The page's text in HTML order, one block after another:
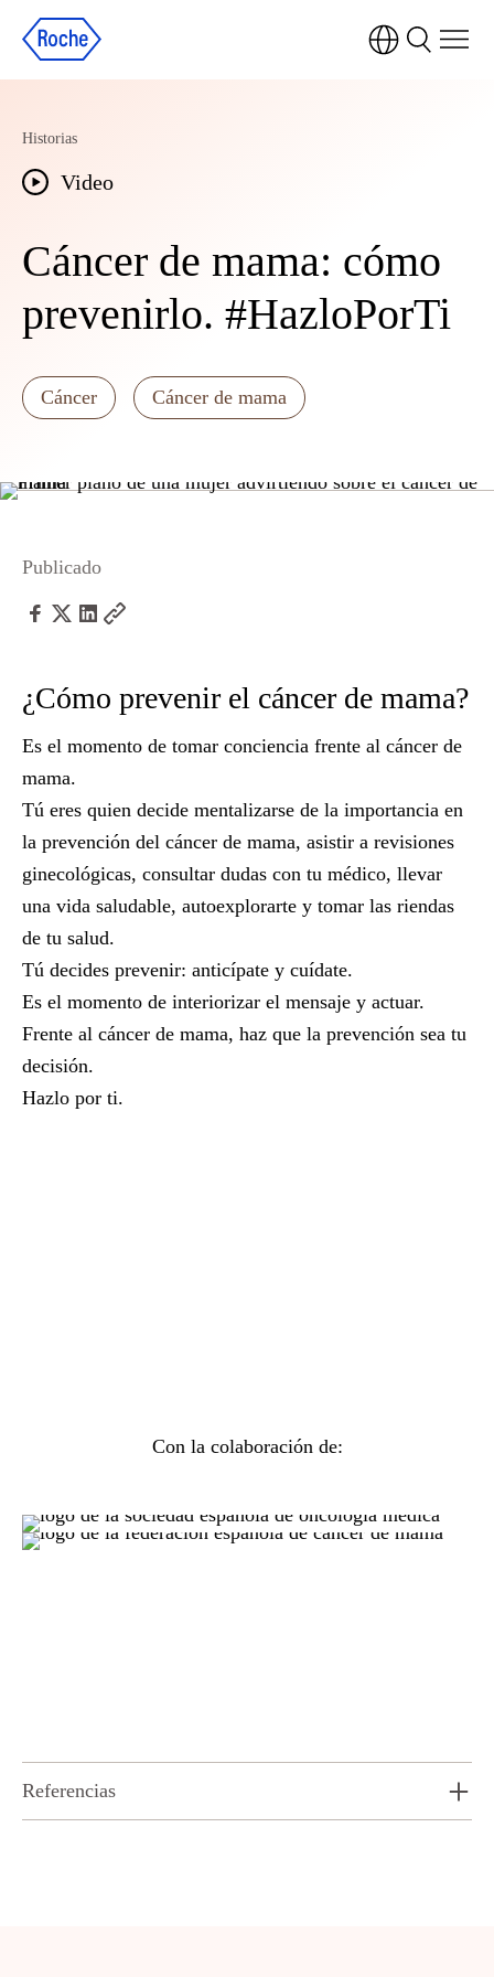
Historias
Video
Cáncer de mama: cómo
prevenirlo. #HazloPorTi
Cáncer Cáncer de mama
Publicado
¿Cómo prevenir el cáncer de mama?
Es el momento de tomar conciencia frente al cáncer de
mama.
Tú eres quien decide mentalizarse de la importancia en
la prevención del cáncer de mama, asistir a revisiones
ginecológicas, consultar dudas con tu médico, llevar
una vida saludable, autoexplorarte y tomar las riendas
de tu salud.
Tú decides prevenir: anticípate y cuídate.
Es el momento de interiorizar el mensaje y actuar.
Frente al cáncer de mama, haz que la prevención sea tu
decisión.
Hazlo por ti.
Con la colaboración de:
Referencias